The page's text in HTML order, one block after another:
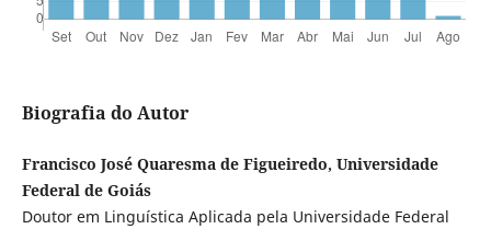
Biografia do Autor
Francisco José Quaresma de Figueiredo, Universidade
Federal de Goiás
Doutor em Linguística Aplicada pela Universidade Federal